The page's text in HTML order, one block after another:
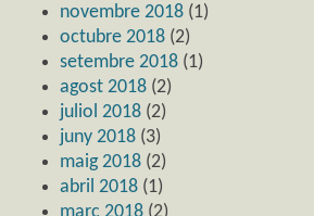
novembre 2018 (1)
octubre 2018 (2)
setembre 2018 (1)
agost 2018 (2)
juliol 2018 (2)
juny 2018 (3)
maig 2018 (2)
abril 2018 (1)